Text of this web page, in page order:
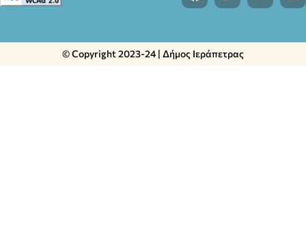
© Copyright 2023-24 | Δήμος Ιεράπετρας